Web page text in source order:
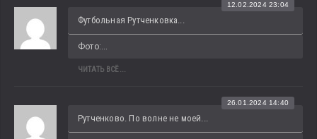
Футбольная Рутченковка...
12.02.2024 23:04
Фото:...
ЧИТАТЬ ВСЁ...
Рутченково. По волне не моей...
26.01.2024 14:40